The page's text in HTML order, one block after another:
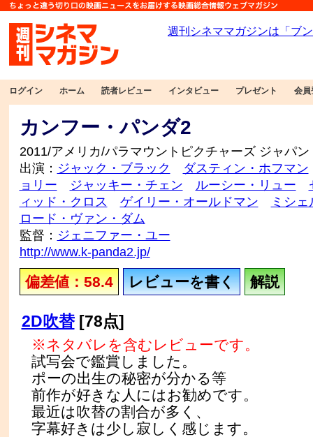
ログイン ホーム 読者レビュー インタビュー プレゼント 会員
カンフー・パンダ2
2011/アメリカ/パラマウントピクチャーズ ジャパン
出演： ジャック・ブラック
ダスティン・ホフマン
ョリー
ジャッキー・チェン ルーシー・リュー
ィッド・クロス
ゲイリー・オールドマン
ミシ
ロード・ヴァン・ダム
監督： ジェニファー・ユー
http://www.k-panda2.jp/
偏差値：58.4 レビューを書く 解説
2D吹替[78点]
※ネタバレを含むレビューです。
試写会で鑑賞しました。
ポーの出生の秘密が分かる等
前作が好きな人にはお勧めです。
最近は吹替の割合が多く、
字幕好きは少し寂しく感じます。